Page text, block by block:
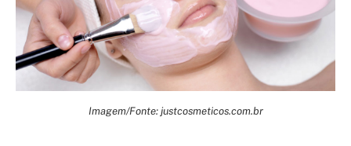
Imagem/Fonte: justcosmeticos.com.br